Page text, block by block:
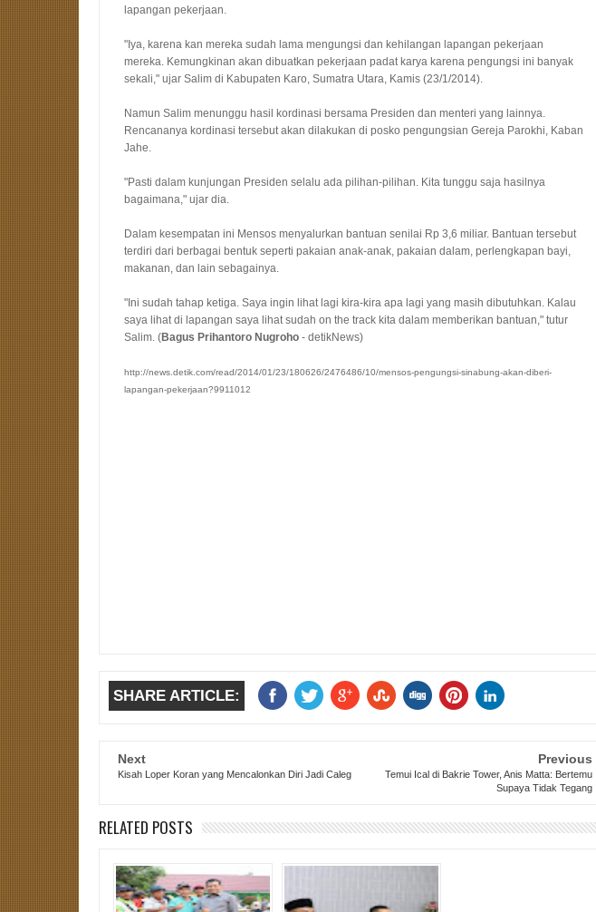
lapangan pekerjaan.
"Iya, karena kan mereka sudah lama mengungsi dan kehilangan lapangan pekerjaan
mereka. Kemungkinan akan dibuatkan pekerjaan padat karya karena pengungsi ini banyak
sekali," ujar Salim di Kabupaten Karo, Sumatra Utara, Kamis (23/1/2014).
Namun Salim menunggu hasil kordinasi bersama Presiden dan menteri yang lainnya.
Rencananya kordinasi tersebut akan dilakukan di posko pengungsian Gereja Parokhi, Kaban
Jahe.
"Pasti dalam kunjungan Presiden selalu ada pilihan-pilihan. Kita tunggu saja hasilnya
bagaimana," ujar dia.
Dalam kesempatan ini Mensos menyalurkan bantuan senilai Rp 3,6 miliar. Bantuan tersebut
terdiri dari berbagai bentuk seperti pakaian anak-anak, pakaian dalam, perlengkapan bayi,
makanan, dan lain sebagainya.
"Ini sudah tahap ketiga. Saya ingin lihat lagi kira-kira apa lagi yang masih dibutuhkan. Kalau
saya lihat di lapangan saya lihat sudah on the track kita dalam memberikan bantuan," tutur
Salim. (Bagus Prihantoro Nugroho - detikNews)
http://news.detik.com/read/2014/01/23/180626/2476486/10/mensos-pengungsi-sinabung-akan-diberi-
lapangan-pekerjaan?9911012
SHARE ARTICLE:
Next
Kisah Loper Koran yang Mencalonkan Diri Jadi Caleg
Previous
Temui Ical di Bakrie Tower, Anis Matta: Bertemu
Supaya Tidak Tegang
RELATED POSTS